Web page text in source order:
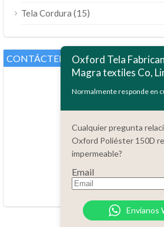
Tela Cordura (15)
CONTÁCTENOS
preguntas?
order@china-
Oxford Tela
Magra textiles Co,
Normalmente responde en
Cualquier pregunta
Oxford Poliéster 150D
impermeable?
Email
Envíanos